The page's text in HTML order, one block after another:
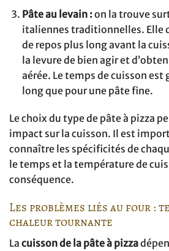
Pâte au levain :on la trouve
italiennes traditionnelles. Elle
de repos plus long avant la
la levure de bien agir et
aérée. Le temps de cuisson
long que pour une pâte fine.
Le choix du type de pâte à pizza
impact sur la cuisson. Il est
connaître les spécificités de
le temps et la température de
conséquence.
Les problèmes liés au four :
chaleur tournante
La cuisson de la pâte à pizza